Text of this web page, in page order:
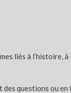
liés à l’histoire, à
des questions ou